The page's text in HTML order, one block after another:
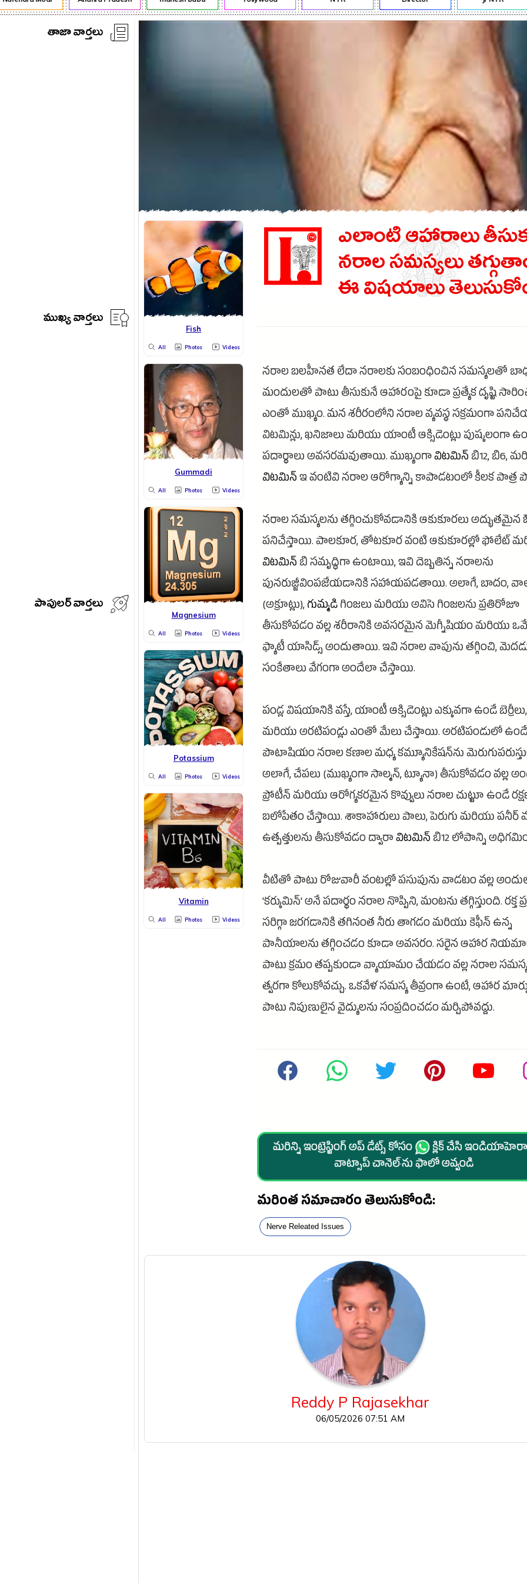
తాజా వార్తలు
ముఖ్య వార్తలు
పాపులర్ వార్తలు
Fish
All Photos Videos
Gummadi
All Photos Videos
Magnesium
All Photos Videos
Potassium
All Photos Videos
Vitamin
All Photos Videos
ఎలాంటి ఆహారాలు
నరాల సమస్యలు
ఈ విషయాలు
నరాల బలహీనత లేదా నరాలకు సంబంధించిన సమస్యలతో
మందులతో పాటు తీసుకునే ఆహారంపై కూడా ప్రత్యేక దృష్టి
ఎంతో ముఖ్యం. మన శరీరంలోని నరాల వ్యవస్థ సక్రమంగా
విటమిన్లు, ఖనిజాలు మరియు యాంటీ ఆక్సిడెంట్లు పుష్కలంగా
పదార్థాలు అవసరమవుతాయి. ముఖ్యంగావిటమిన్ బి12, బి6,
విటమిన్ఇ వంటివి నరాల ఆరోగ్యాన్ని కాపాడటంలో కీలక పాత్ర
నరాల సమస్యలను తగ్గించుకోవడానికి ఆకుకూరలు
పనిచేస్తాయి. పాలకూర, తోటకూర వంటి ఆకుకూరల్లో ఫోలేట్
విటమిన్ బి సమృద్ధిగా ఉంటాయి, ఇవి దెబ్బతిన్న నరాలను
పునరుజ్జీవింపజేయడానికి సహాయపడతాయి. అలాగే, బాదం,
(అక్రూట్లు),గుమ్మడిగింజలు మరియు అవిసె గింజలను ప్రతిరోజూ
తీసుకోవడం వల్ల శరీరానికి అవసరమైన మెగ్నీషియం మరియు
ఫ్యాటీ యాసిడ్స్ అందుతాయి. ఇవి నరాల వాపును తగ్గించి,
సంకేతాలు వేగంగా అందేలా చేస్తాయి.
పండ్ల విషయానికి వస్తే, యాంటీ ఆక్సిడెంట్లు ఎక్కువగా ఉండే బెర్రీలు,
మరియు అరటిపండ్లు ఎంతో మేలు చేస్తాయి. అరటిపండులో ఉండే
పొటాషియం నరాల కణాల మధ్య కమ్యూనికేషన్‌ను
అలాగే, చేపలు (ముఖ్యంగా సాల్మన్, ట్యూనా) తీసుకోవడం వల్ల
ప్రోటీన్ మరియు ఆరోగ్యకరమైన కొవ్వులు నరాల చుట్టూ ఉండే
బలోపేతం చేస్తాయి. శాకాహారులు పాలు, పెరుగు మరియు పనీర్
ఉత్పత్తులను తీసుకోవడం ద్వారావిటమిన్ బి12 లోపాన్ని
వీటితో పాటు రోజువారీ వంటల్లో పసుపును వాడటం వల్ల
'కర్కుమిన్' అనే పదార్థం నరాల నొప్పిని, మంటను తగ్గిస్తుంది. రక్త
సరిగ్గా జరగడానికి తగినంత నీరు తాగడం మరియు కెఫీన్ ఉన్న
పానీయాలను తగ్గించడం కూడా అవసరం. సరైన ఆహార
పాటు క్రమం తప్పకుండా వ్యాయామం చేయడం వల్ల నరాల
త్వరగా కోలుకోవచ్చు. ఒకవేళ సమస్య తీవ్రంగా ఉంటే, ఆహార
పాటు నిపుణులైన వైద్యులను సంప్రదించడం మర్చిపోవద్దు.
మరిన్ని ఇంట్రెస్టింగ్ అప్ డేట్స్ కోసం
క్లిక్ చేసి
వాట్సాప్ చానెల్·ను ఫాలో అవ్వండి
మరింత సమాచారం తెలుసుకోండి:
Nerve Releated Issues
Reddy P Rajasekhar
06/05/2026 07:51 AM